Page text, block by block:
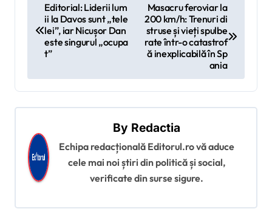
g
a
e
î
n
a
Editorial: Liderii lum
ii la Davos sunt „tele
lei”, iar Nicușor Dan
este singurul „ocupa
t”
Masacru feroviar la
200 km/h: Trenuri di
struse și vieți spulbe
rate într-o catastrof
ă inexplicabilă în Sp
ania
By Redactia
Echipa redacțională Editorul.ro vă aduce
cele mai noi știri din politică și social,
verificate din surse sigure.